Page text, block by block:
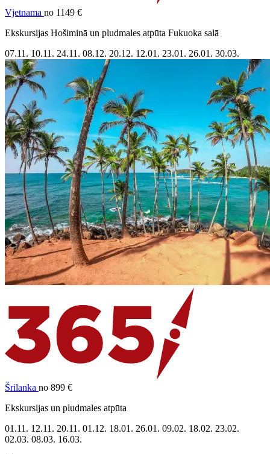
Vjetnama no 1149 €
Ekskursijas Hošiminā un pludmales atpūta Fukuoka salā
07.11. 10.11. 24.11. 08.12. 20.12. 12.01. 23.01. 26.01. 30.03.
Šrilanka no 899 €
Ekskursijas un pludmales atpūta
01.11. 12.11. 20.11. 01.12. 18.01. 26.01. 09.02. 18.02. 23.02.
02.03. 08.03. 16.03.